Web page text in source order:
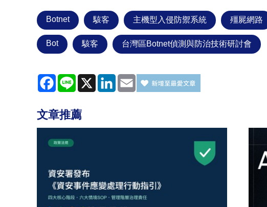
Botnet 駭客 主機型入侵防禦系統 殭屍網路
Bot 駭客 台灣區Botnet偵測與防治技術研討會
Facebook
Line X LinkedInEmail
文章推薦